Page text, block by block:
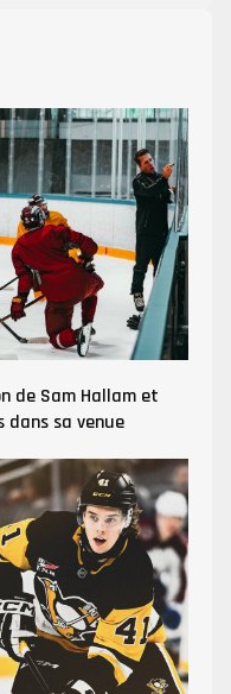
de Sam Hallam et
dans sa venue